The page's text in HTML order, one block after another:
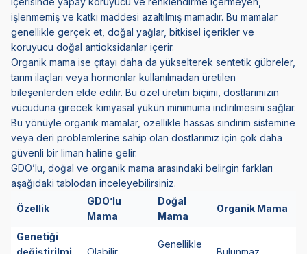
işlenmemiş ve katkı maddesi azaltılmış mamadır. Bu mamalar
genellikle gerçek et, doğal yağlar, bitkisel içerikler ve
koruyucu doğal antioksidanlar içerir.
Organik mama ise çıtayı daha da yükselterek sentetik gübreler,
tarım ilaçları veya hormonlar kullanılmadan üretilen
bileşenlerden elde edilir. Bu özel üretim biçimi, dostlarımızın
vücuduna girecek kimyasal yükün minimuma indirilmesini sağlar.
Bu yönüyle organik mamalar, özellikle hassas sindirim sistemine
veya deri problemlerine sahip olan dostlarımız için çok daha
güvenli bir liman haline gelir.
GDO’lu, doğal ve organik mama arasındaki belirgin farkları
aşağıdaki tablodan inceleyebilirsiniz.
Özellik
GDO’lu
Mama
Doğal
Mama
Organik Mama
Genetiği
değiştirilmi
Olabilir
Genellikle
Bulunmaz